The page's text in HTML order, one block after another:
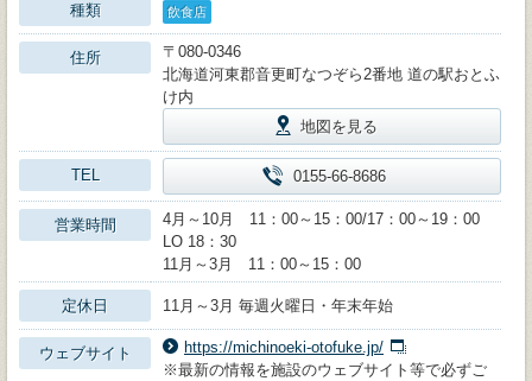
種類 飲食店
住所
〒080-0346
北海道河東郡音更町なつぞら2番地 道の駅おとふ
け内
地図を見る
TEL 0155-66-8686
営業時間
4月～10月 11：00～15：00/17：00～19：00
LO 18：30
11月～3月 11：00～15：00
定休日 11月～3月 毎週火曜日・年末年始
ウェブサイト
https://michinoeki-otofuke.jp/
※最新の情報を施設のウェブサイト等で必ずご